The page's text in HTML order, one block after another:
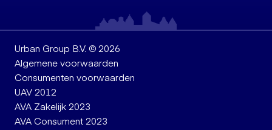
Urban Group B.V. © 2026
Algemene voorwaarden
Consumenten voorwaarden
UAV 2012
AVA Zakelijk 2023
AVA Consument 2023